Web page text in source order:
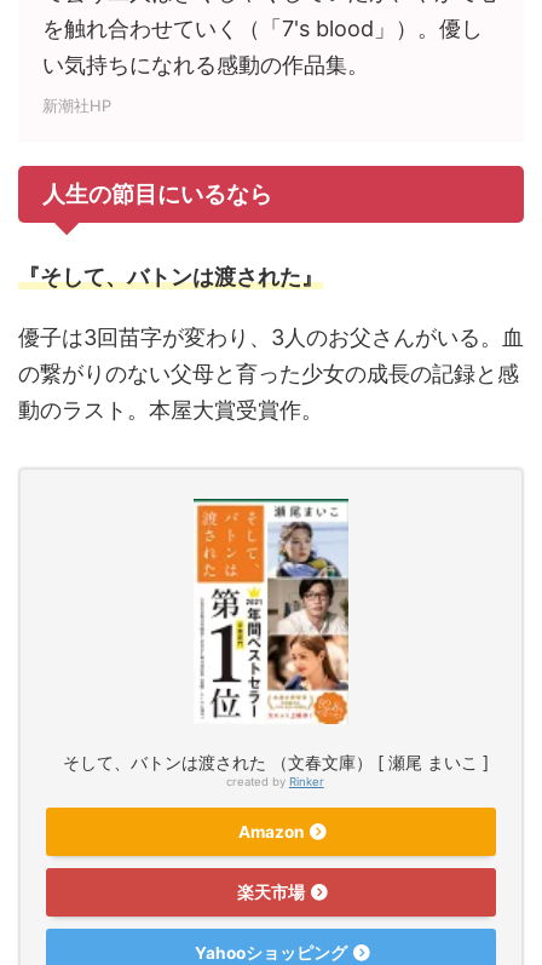
を触れ合わせていく（「7's blood」）。優し
い気持ちになれる感動の作品集。
新潮社HP
人生の節目にいるなら
『そして、バトンは渡された』
優子は3回苗字が変わり、3人のお父さんがいる。血
の繋がりのない父母と育った少女の成長の記録と感
動のラスト。本屋大賞受賞作。
そして、バトンは渡された （文春文庫） [ 瀬尾 まいこ ]
created by Rinker
Amazon
楽天市場
Yahooショッピング